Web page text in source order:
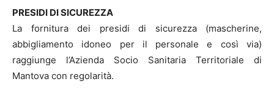
PRESIDI DI SICUREZZA
La fornitura dei presidi di sicurezza (mascherine,
abbigliamento idoneo per il personale e così via)
raggiunge l’Azienda Socio Sanitaria Territoriale di
Mantova con regolarità.